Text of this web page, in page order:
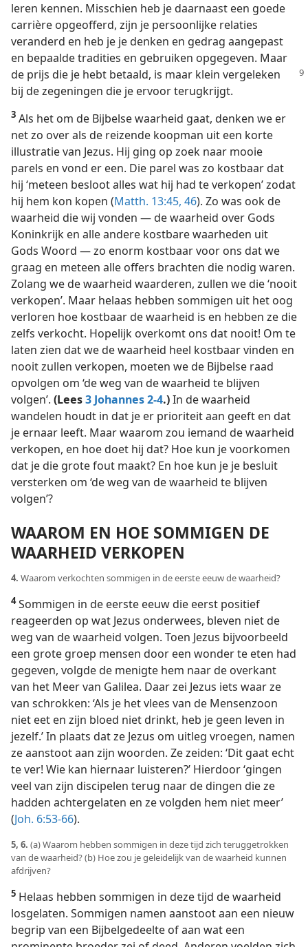
leren kennen. Misschien heb je daarnaast een goede
carrière opgeofferd, zijn je persoonlijke relaties
veranderd en heb je je denken en gedrag aangepast
en bepaalde tradities en gebruiken opgegeven. Maar
de prijs die je hebt betaald, is maar klein vergeleken
bij de zegeningen die je ervoor terugkrijgt.
3 Als het om de Bijbelse waarheid gaat, denken we er
net zo over als de reizende koopman uit een korte
illustratie van Jezus. Hij ging op zoek naar mooie
parels en vond er een. Die parel was zo kostbaar dat
hij ‘meteen besloot alles wat hij had te verkopen’ zodat
hij hem kon kopen (Matth. 13:45, 46). Zo was ook de
waarheid die wij vonden — de waarheid over Gods
Koninkrijk en alle andere kostbare waarheden uit
Gods Woord — zo enorm kostbaar voor ons dat we
graag en meteen alle offers brachten die nodig waren.
Zolang we de waarheid waarderen, zullen we die ‘nooit
verkopen’. Maar helaas hebben sommigen uit het oog
verloren hoe kostbaar de waarheid is en hebben ze die
zelfs verkocht. Hopelijk overkomt ons dat nooit! Om te
laten zien dat we de waarheid heel kostbaar vinden en
nooit zullen verkopen, moeten we de Bijbelse raad
opvolgen om ‘de weg van de waarheid te blijven
volgen’. (Lees3 Johannes 2-4.)In de waarheid
wandelen houdt in dat je er prioriteit aan geeft en dat
je ernaar leeft. Maar waarom zou iemand de waarheid
verkopen, en hoe doet hij dat? Hoe kun je voorkomen
dat je die grote fout maakt? En hoe kun je je besluit
versterken om ‘de weg van de waarheid te blijven
volgen’?
WAAROM EN HOE SOMMIGEN DE
WAARHEID VERKOPEN
4. Waarom verkochten sommigen in de eerste eeuw de waarheid?
4Sommigen in de eerste eeuw die eerst positief
reageerden op wat Jezus onderwees, bleven niet de
weg van de waarheid volgen. Toen Jezus bijvoorbeeld
een grote groep mensen door een wonder te eten had
gegeven, volgde de menigte hem naar de overkant
van het Meer van Galilea. Daar zei Jezus iets waar ze
van schrokken: ‘Als je het vlees van de Mensenzoon
niet eet en zijn bloed niet drinkt, heb je geen leven in
jezelf.’ In plaats dat ze Jezus om uitleg vroegen, namen
ze aanstoot aan zijn woorden. Ze zeiden: ‘Dit gaat echt
te ver! Wie kan hiernaar luisteren?’ Hierdoor ‘gingen
veel van zijn discipelen terug naar de dingen die ze
hadden achtergelaten en ze volgden hem niet meer’
(Joh. 6:53-66).
5, 6. (a) Waarom hebben sommigen in deze tijd zich teruggetrokken
van de waarheid? (b) Hoe zou je geleidelijk van de waarheid kunnen
afdrijven?
5 Helaas hebben sommigen in deze tijd de waarheid
losgelaten. Sommigen namen aanstoot aan een nieuw
begrip van een Bijbelgedeelte of aan wat een